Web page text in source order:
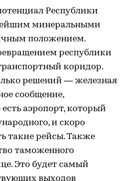
Республики
минеральными
положением.
республики
коридор.
решений — железная
сообщение,
аэропорт, который
и скоро
такие рейсы. Также
таможенного
Это будет самый
выходов